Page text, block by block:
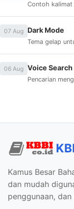
Contoh
07 Aug Dark Mode
Tema gelap
06 Aug Voice Search
Pencarian
Kamus Besar
dan mudah
penggunaan,